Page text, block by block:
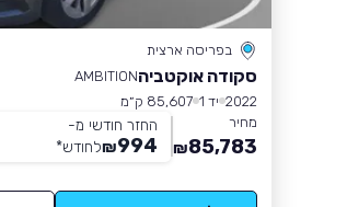
בפריסה ארצית
סקודה אוקטביהAMBITION
2022 יד 1
85,607 ק״מ
מחיר
85,783
₪
החזר חודשי מ-
994
₪לחודש*